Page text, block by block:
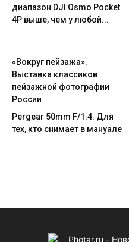
диапазон DJI Osmo Pocket
4P выше, чем у любой...
«Вокруг пейзажа».
Выставка классиков
пейзажной фотографии
России
Pergear 50mm F/1.4. Для
тех, кто снимает в мануале